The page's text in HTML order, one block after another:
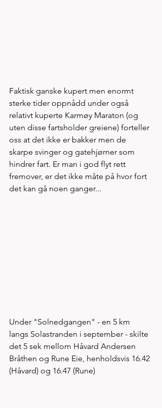
Faktisk ganske kupert men enormt
sterke tider oppnådd under også
relativt kuperte Karmøy Maraton (og
uten disse fartsholder greiene) forteller
oss at det ikke er bakker men de
skarpe svinger og gatehjørner som
hindrer fart. Er man i god flyt rett
fremover, er det ikke måte på hvor fort
det kan gå noen ganger...
Under "Solnedgangen" - en 5 km
langs Solastranden i september - skilte
det 5 sek mellom Håvard Andersen
Bråthen og Rune Eie, henholdsvis 16.42
(Håvard) og 16.47 (Rune)